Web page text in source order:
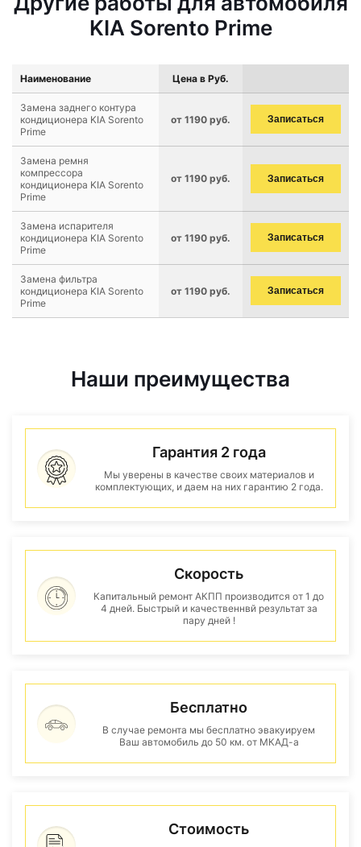
KIA Sorento Prime
Наименование Цена в Руб.
Замена заднего контура
кондиционера KIA Sorento
Prime
от 1190 руб. Записаться
Замена ремня
компрессора
кондиционера KIA Sorento
Prime
от 1190 руб. Записаться
Замена испарителя
кондиционера KIA Sorento
Prime
от 1190 руб. Записаться
Замена фильтра
кондиционера KIA Sorento
Prime
от 1190 руб. Записаться
Наши преимущества
Гарантия 2 года
Мы уверены в качестве своих материалов и
комплектующих, и даем на них гарантию 2 года.
Скорость
Капитальный ремонт АКПП производится от 1 до
4 дней. Быстрый и качественнвй результат за
пару дней !
Бесплатно
В случае ремонта мы бесплатно эвакуируем
Ваш автомобиль до 50 км. от МКАД-а
Стоимость